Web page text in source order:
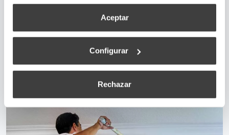
Aceptar
Configurar
Rechazar
Soluciones contra la humedad que en
superadmin